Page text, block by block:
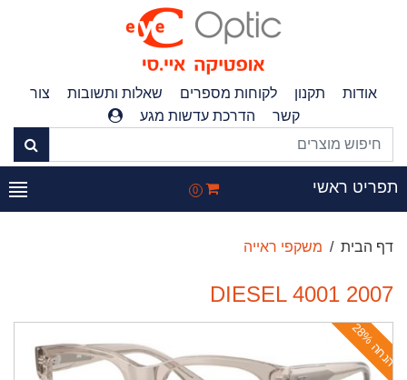
אודות תקנון לקוחות מספרים שאלות ותשובות
צור
קשר
הדרכת עדשות מגע
ראשי 0
דף הבית משקפי ראייה
DIESEL 4001 2007
ה
נ
ח
ה
2
8